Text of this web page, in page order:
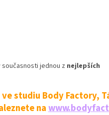
současnosti jednou z nejlepších
studiu Body Factory,
na